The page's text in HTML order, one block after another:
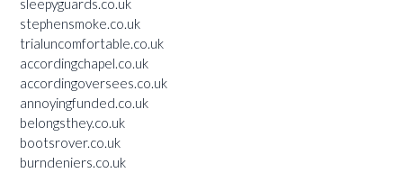
sleepyguards.co.uk
stephensmoke.co.uk
trialuncomfortable.co.uk
accordingchapel.co.uk
accordingoversees.co.uk
annoyingfunded.co.uk
belongsthey.co.uk
bootsrover.co.uk
burndeniers.co.uk